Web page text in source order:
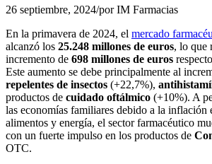
26 septiembre, 2024/porIM Farmacias
En la primavera de 2024, el mercado
alcanzó los 25.248 millones de euros, lo que
incremento de 698 millones de euros
Este aumento se debe principalmente al
repelentes de insectos (+22,7%),
productos de cuidado oftálmico (+10%). A
las economías familiares debido a la inflación
alimentos y energía, el sector farmacéutico
con un fuerte impulso en los productos de
OTC.